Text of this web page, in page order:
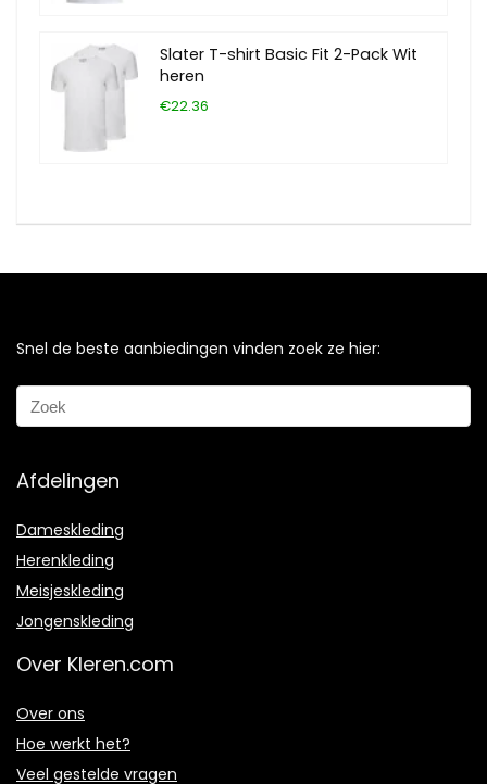
Slater T-shirt Basic Fit 2-Pack Wit
heren
€22.36
Snel de beste aanbiedingen vinden zoek ze hier:
Afdelingen
Dameskleding
Herenkleding
Meisjeskleding
Jongenskleding
Over Kleren.com
Over ons
Hoe werkt het?
Veel gestelde vragen